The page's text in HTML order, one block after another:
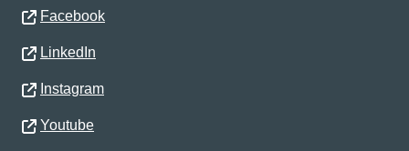
Facebook
LinkedIn
Instagram
Youtube